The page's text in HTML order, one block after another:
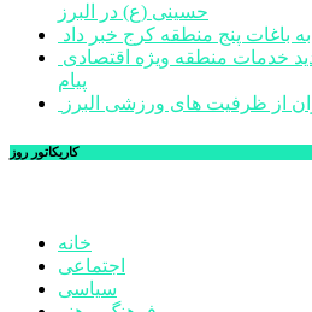
حسینی (ع) در البرز
باغات پنج منطقه کرج خبر داد
پیام
از ظرفیت های ورزشی البرز
کاریکاتور روز
خانه
اجتماعی
سیاسی